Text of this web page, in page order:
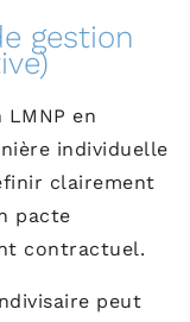
gestion
en
individuelle
clairement
pacte
contractuel.
peut